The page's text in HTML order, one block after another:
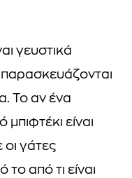
γευστικά
Το αν ένα
είναι
οι γάτες
το από τι είναι